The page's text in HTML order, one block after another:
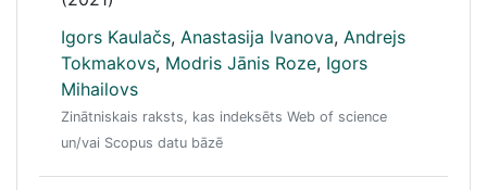
Igors Kaulačs, Anastasija Ivanova, Andrejs
Tokmakovs, Modris Jānis Roze, Igors
Mihailovs
Zinātniskais raksts, kas indeksēts Web of science
un/vai Scopus datu bāzē